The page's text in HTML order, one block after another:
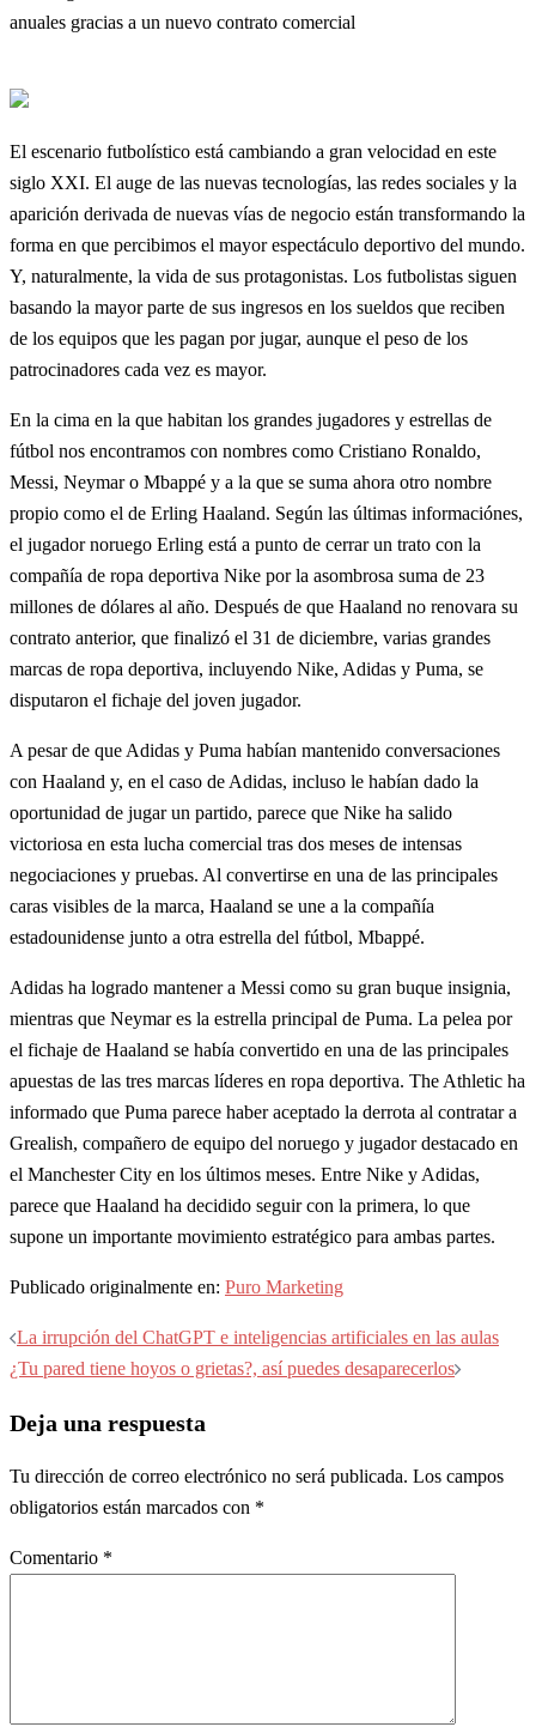
El escenario futbolístico está cambiando a gran velocidad en este
siglo XXI. El auge de las nuevas tecnologías, las redes sociales y la
aparición derivada de nuevas vías de negocio están transformando la
forma en que percibimos el mayor espectáculo deportivo del mundo.
Y, naturalmente, la vida de sus protagonistas. Los futbolistas siguen
basando la mayor parte de sus ingresos en los sueldos que reciben
de los equipos que les pagan por jugar, aunque el peso de los
patrocinadores cada vez es mayor.
En la cima en la que habitan los grandes jugadores y estrellas de
fútbol nos encontramos con nombres como Cristiano Ronaldo,
Messi, Neymar o Mbappé y a la que se suma ahora otro nombre
propio como el de Erling Haaland. Según las últimas informaciónes,
el jugador noruego Erling está a punto de cerrar un trato con la
compañía de ropa deportiva Nike por la asombrosa suma de 23
millones de dólares al año. Después de que Haaland no renovara su
contrato anterior, que finalizó el 31 de diciembre, varias grandes
marcas de ropa deportiva, incluyendo Nike, Adidas y Puma, se
disputaron el fichaje del joven jugador.
A pesar de que Adidas y Puma habían mantenido conversaciones
con Haaland y, en el caso de Adidas, incluso le habían dado la
oportunidad de jugar un partido, parece que Nike ha salido
victoriosa en esta lucha comercial tras dos meses de intensas
negociaciones y pruebas. Al convertirse en una de las principales
caras visibles de la marca, Haaland se une a la compañía
estadounidense junto a otra estrella del fútbol, Mbappé.
Adidas ha logrado mantener a Messi como su gran buque insignia,
mientras que Neymar es la estrella principal de Puma. La pelea por
el fichaje de Haaland se había convertido en una de las principales
apuestas de las tres marcas líderes en ropa deportiva. The Athletic ha
informado que Puma parece haber aceptado la derrota al contratar a
Grealish, compañero de equipo del noruego y jugador destacado en
el Manchester City en los últimos meses. Entre Nike y Adidas,
parece que Haaland ha decidido seguir con la primera, lo que
supone un importante movimiento estratégico para ambas partes.
Publicado originalmente en: Puro Marketing
Navegación
de
La irrupción del ChatGPT e inteligencias artificiales en las aulas
¿Tu pared tiene hoyos o grietas?, así puedes desaparecerlos
Deja una respuesta
Tu dirección de correo electrónico no será publicada. Los campos
obligatorios están marcados con *
Comentario *